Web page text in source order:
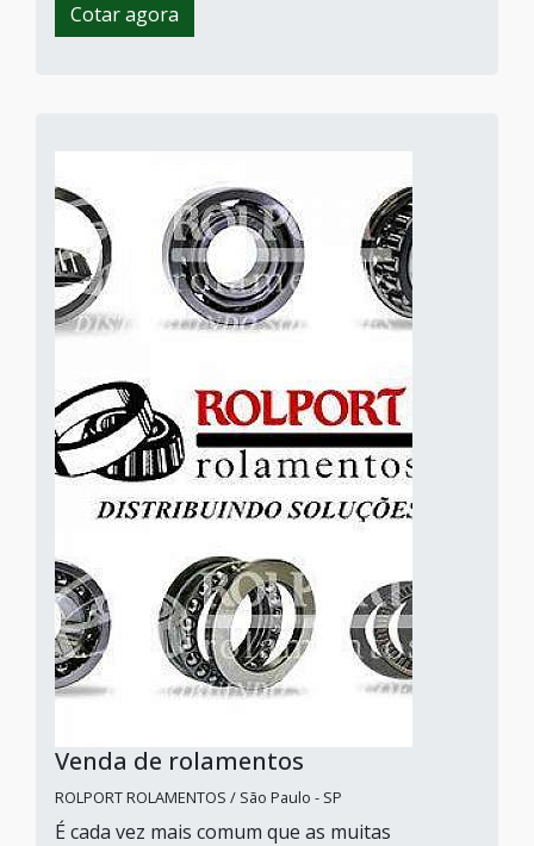
Cotar agora
Venda de rolamentos
ROLPORT ROLAMENTOS / São Paulo - SP
É cada vez mais comum que as muitas